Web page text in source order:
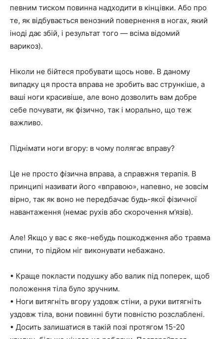
певним тиском повинна надходити в кінцівки. Або про
те, як відбувається венозний повернення в ногах, який
іноді дає збій, і результат того — всіма відомий
варикоз).
Ніколи не бійтеся пробувати щось нове. В даному
випадку ця проста вправа не зробить вас стрункіше, а
ваші ноги красивіше, але воно дозволить вам добре
себе почувати, як фізично, так і морально, що теж
важливо.
Піднімати ноги вгору: в чому полягає вправу?
Це не просто фізична вправа, а справжня терапія. В
принципі називати його «вправою», напевно, не зовсім
вірно, так як воно не передбачає будь-якої фізичної
навантаження (немає рухів або скорочення м’язів).
Але! Якщо у вас є яке-небудь пошкодження або травма
спини, то підйом ніг виконувати небажано.
• Краще покласти подушку або валик під поперек, щоб
положення тіла було зручним.
• Ноги витягніть вгору уздовж стіни, а руки витягніть
уздовж тіла, вони повинні бути повністю розслаблені.
• Досить залишатися в такій позі протягом 15-20